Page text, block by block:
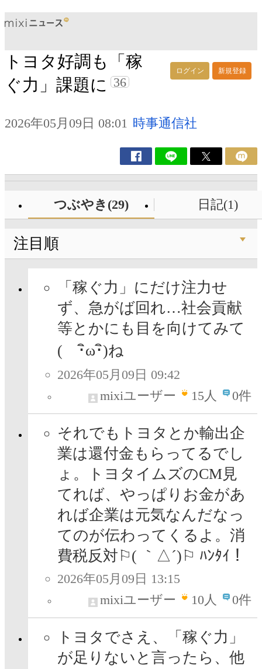
ログイン 新規登録
トヨタ好調も「稼
ぐ力」課題に 36
2026年05月09日 08:01 時事通信社
つぶやき(29) 日記(1)
注目順
「稼ぐ力」にだけ注力せ
ず、急がば回れ…社会貢献
等とかにも目を向けてみて
( ･ิω･ิ)ね
2026年05月09日 09:42
mixiユーザー
15人 0件
それでもトヨタとか輸出企
業は還付金もらってるでし
ょ。トヨタイムズのCM見
てれば、やっぱりお金があ
れば企業は元気なんだなっ
てのが伝わってくるよ。消
費税反対⚐( ｀△´)⚐ ﾊﾝﾀｲ！
2026年05月09日 13:15
mixiユーザー
10人 0件
トヨタでさえ、「稼ぐ力」
が足りないと言ったら、他